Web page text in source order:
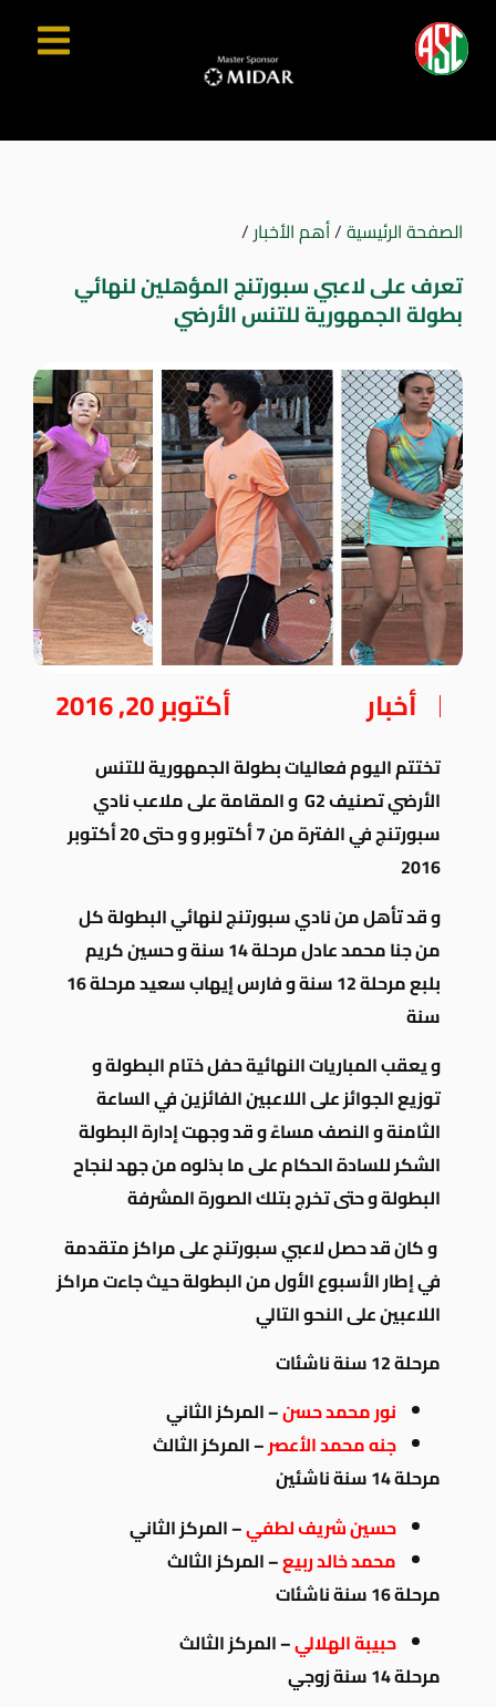
الصفحة الرئيسية/أهم الأخبار/
تعرف على لاعبي سبورتنج المؤهلين لنهائي
بطولة الجمهورية للتنس الأرضي
أخبار أكتوبر 20, 2016
تختتم اليوم فعاليات بطولة الجمهورية للتنس
الأرضي تصنيف G2 و المقامة على ملاعب نادي
سبورتنج في الفترة من 7 أكتوبر و و حتى 20 أكتوبر
2016
و قد تأهل من نادي سبورتنج لنهائي البطولة كل
من جنا محمد عادل مرحلة 14 سنة و حسين كريم
بلبع مرحلة 12 سنة و فارس إيهاب سعيد مرحلة 16
سنة
و يعقب المباريات النهائية حفل ختام البطولة و
توزيع الجوائز على اللاعبين الفائزين في الساعة
الثامنة و النصف مساءً و قد وجهت إدارة البطولة
الشكر للسادة الحكام على ما بذلوه من جهد لنجاح
البطولة و حتى تخرج بتلك الصورة المشرفة
و كان قد حصل لاعبي سبورتنج على مراكز متقدمة
في إطار الأسبوع الأول من البطولة حيث جاءت مراكز
اللاعبين على النحو التالي
مرحلة 12 سنة ناشئات
نور محمد حسن– المركز الثاني
جنه محمد الأعصر– المركز الثالث
مرحلة 14 سنة ناشئين
حسين شريف لطفي– المركز الثاني
محمد خالد ربيع– المركز الثالث
مرحلة 16 سنة ناشئات
حبيبة الهلالي– المركز الثالث
مرحلة 14 سنة زوجي